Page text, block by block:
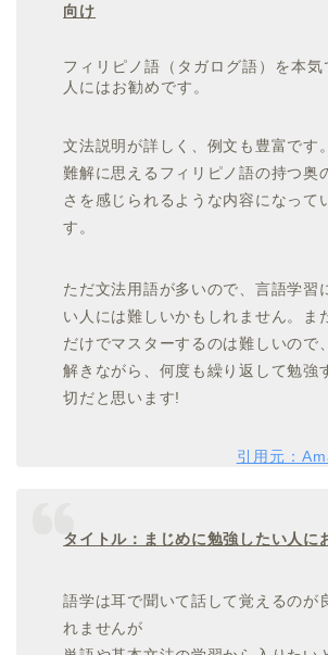
向け
フィリピノ語（タガログ語）を本気
人にはお勧めです。
文法説明が詳しく、例文も豊富です
難解に思えるフィリピノ語の持つ奥
さを感じられるような内容になって
す。
ただ文法用語が多いので、言語学習
い人には難しいかもしれません。ま
だけでマスターするのは難しいので
解きながら、何度も繰り返して勉強
切だと思います!
引用元：
タイトル：まじめに勉強したい人に
語学は耳で聞いて話して覚えるのが
れませんが